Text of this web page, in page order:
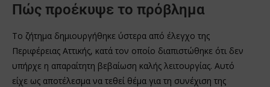
Πώς προέκυψε το πρόβλημα
Το ζήτημα δημιουργήθηκε ύστερα από έλεγχο της
Περιφέρειας Αττικής, κατά τον οποίο διαπιστώθηκε ότι δεν
υπήρχε η απαραίτητη βεβαίωση καλής λειτουργίας. Αυτό
είχε ως αποτέλεσμα να τεθεί θέμα για τη συνέχιση της